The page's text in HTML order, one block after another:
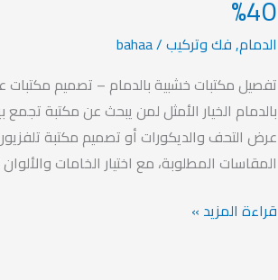
40%
الدمام,فك وتركيب/
bahaa
تفصيل مكتبات خشبية بالدمام – تصميم
بالدمام الخيار الأمثل لمن يبحث عن مكتبة تجمع
عرض التحف والديكورات أو تصميم مكتبة
المقاسات المطلوبة، مع اختيار الخامات
خشبية
بالدمام
بخصم
يصل
الي
40%
قراءة المزيد »